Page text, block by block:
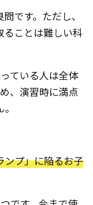
です。ただし、
ことは難しい科
ている人は全体
、演習時に満点
ンプ」に陥るお子